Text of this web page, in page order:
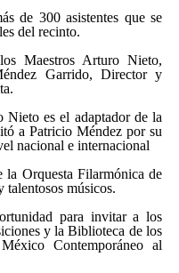
de 300 asistentes que se
del recinto.
Maestros Arturo Nieto,
Garrido, Director y
Nieto es el adaptador de la
a Patricio Méndez por su
nacional e internacional
la Orquesta Filarmónica de
talentosos músicos.
para invitar a los
y la Biblioteca de los
Contemporáneo al